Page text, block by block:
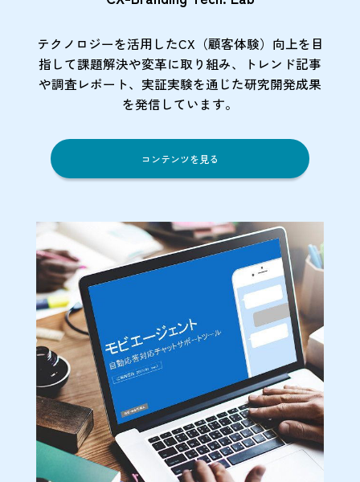
テクノロジーを活用したCX（顧客体験）向上を目
指して課題解決や変革に取り組み、トレンド記事
や調査レポート、実証実験を通じた研究開発成果
を発信しています。
コンテンツを見る